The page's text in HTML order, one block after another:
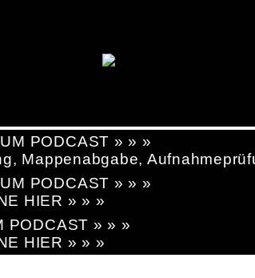
PODCAST » » »
Mappenabgabe,
PODCAST » » »
HIER » » »
PODCAST » » »
HIER » » »